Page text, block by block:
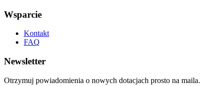
Wsparcie
Kontakt
FAQ
Newsletter
Otrzymuj powiadomienia o nowych dotacjach prosto na maila.